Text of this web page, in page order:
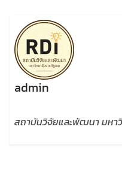
admin
สถาบันวิจัยและพัฒนา มหา